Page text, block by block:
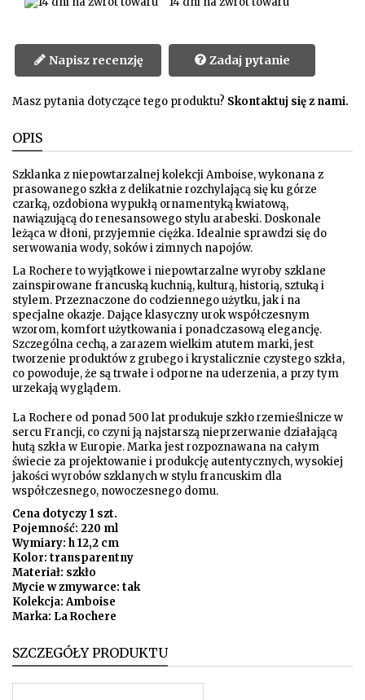
Napisz recenzję Zadaj pytanie
Masz pytania dotyczące tego produktu? Skontaktuj się z nami.
OPIS
Szklanka z niepowtarzalnej kolekcji Amboise, wykonana z
prasowanego szkła z delikatnie rozchylającą się ku górze
czarką, ozdobiona wypukłą ornamentyką kwiatową,
nawiązującą do renesansowego stylu arabeski. Doskonale
leżąca w dłoni, przyjemnie ciężka. Idealnie sprawdzi się do
serwowania wody, soków i zimnych napojów.
La Rochere to wyjątkowe i niepowtarzalne wyroby szklane
zainspirowane francuską kuchnią, kulturą, historią, sztuką i
stylem. Przeznaczone do codziennego użytku, jak i na
specjalne okazje. Dające klasyczny urok współczesnym
wzorom, komfort użytkowania i ponadczasową elegancję.
Szczególna cechą, a zarazem wielkim atutem marki, jest
tworzenie produktów z grubego i krystalicznie czystego szkła,
co powoduje, że są trwałe i odporne na uderzenia, a przy tym
urzekają wyglądem.
La Rochere od ponad 500 lat produkuje szkło rzemieślnicze w
sercu Francji, co czyni ją najstarszą nieprzerwanie działającą
hutą szkła w Europie. Marka jest rozpoznawana na całym
świecie za projektowanie i produkcję autentycznych, wysokiej
jakości wyrobów szklanych w stylu francuskim dla
współczesnego, nowoczesnego domu.
Cena dotyczy 1 szt.
Pojemność: 220 ml
Wymiary: h 12,2 cm
Kolor: transparentny
Materiał: szkło
Mycie w zmywarce: tak
Kolekcja: Amboise
Marka: La Rochere
SZCZEGÓŁY PRODUKTU